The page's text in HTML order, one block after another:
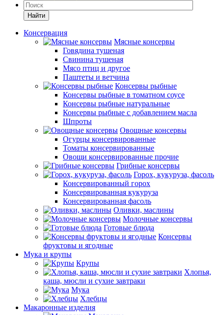
Найти
Консервация
Мясные консервы
Говядина тушеная
Свинина тушеная
Мясо птиц и другое
Паштеты и ветчина
Консервы рыбные
Консервы рыбные в томатном соусе
Консервы рыбные натуральные
Консервы рыбные с добавлением масла
Шпроты
Овощные консервы
Огурцы консервированные
Томаты консервированные
Овощи консервированные прочие
Грибные консервы
Горох, кукуруза, фасоль
Консервированный горох
Консервированная кукуруза
Консервированная фасоль
Оливки, маслины
Молочные консервы
Готовые блюда
Консервы
фруктовы и ягодные
Мука и крупы
Крупы
Хлопья,
каша, мюсли и сухие завтраки
Мука
Хлебцы
Макаронные изделия